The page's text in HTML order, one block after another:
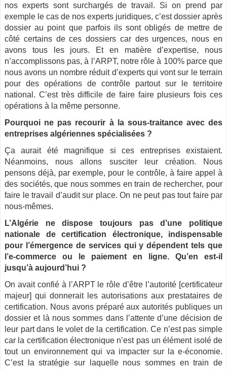
nos experts sont surchargés de travail. Si on prend par
exemple le cas de nos experts juridiques, c’est dossier après
dossier au point que parfois ils sont obligés de mettre de
côté certains de ces dossiers car des urgences, nous en
avons tous les jours. Et en matière d’expertise, nous
n’accomplissons pas, à l’ARPT, notre rôle à 100% parce que
nous avons un nombre réduit d’experts qui vont sur le terrain
pour des opérations de contrôle partout sur le territoire
national. C’est très difficile de faire faire plusieurs fois ces
opérations à la même personne.
Pourquoi ne pas recourir à la sous-traitance avec des
entreprises algériennes spécialisées ?
Ça aurait été magnifique si ces entreprises existaient.
Néanmoins, nous allons susciter leur création. Nous
pensons déjà, par exemple, pour le contrôle, à faire appel à
des sociétés, que nous sommes en train de rechercher, pour
faire le travail d’audit sur place. On ne peut pas tout faire par
nous-mêmes.
L’Algérie ne dispose toujours pas d’une politique
nationale de certification électronique, indispensable
pour l’émergence de services qui y dépendent tels que
l’e-commerce ou le paiement en ligne. Qu’en est-il
jusqu’à aujourd’hui ?
On avait confié à l’ARPT le rôle d’être l’autorité [certificateur
majeur] qui donnerait les autorisations aux prestataires de
certification. Nous avons préparé aux autorités publiques un
dossier et là nous sommes dans l’attente d’une décision de
leur part dans le volet de la certification. Ce n’est pas simple
car la certification électronique n’est pas un élément isolé de
tout un environnement qui va impacter sur la e-économie.
C’est la stratégie sur laquelle nous sommes en train de